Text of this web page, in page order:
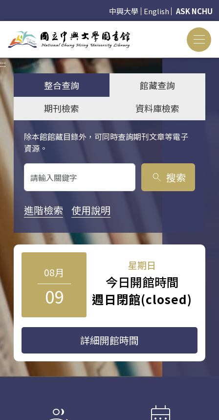
中興大學 English ASK NCHU
:::
整合查詢
館藏查詢
期刊檢索
資料庫檢索
除本館館藏目錄外，可同時查詢期刊文章等電子
資源。
關鍵字搜尋
search 搜索
進階檢索 使用說明
08月
09
星期日
今日開館時間
週日閉館(closed)
詳細開館時間